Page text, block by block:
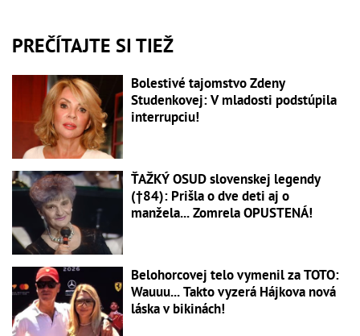
PREČÍTAJTE SI TIEŽ
Bolestivé tajomstvo Zdeny
Studenkovej: V mladosti podstúpila
interrupciu!
ŤAŽKÝ OSUD slovenskej legendy
(†84): Prišla o dve deti aj o
manžela... Zomrela OPUSTENÁ!
Belohorcovej telo vymenil za TOTO:
Wauuu... Takto vyzerá Hájkova nová
láska v bikinách!